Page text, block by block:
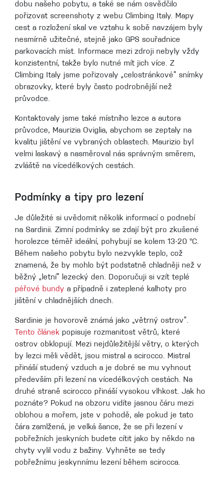
dobu našeho pobytu, a také se nám osvědčilo
pořizovat screenshoty z webu Climbing Italy. Mapy
cest a rozložení skal ve vztahu k sobě navzájem byly
nesmírně užitečné, stejně jako GPS souřadnice
parkovacích míst. Informace mezi zdroji nebyly vždy
konzistentní, takže bylo nutné mít jich více. Z
Climbing Italy jsme pořizovaly „celostránkové“ snímky
obrazovky, které byly často podrobnější než
průvodce.
Kontaktovaly jsme také místního lezce a autora
průvodce, Maurizia Oviglia, abychom se zeptaly na
kvalitu jištění ve vybraných oblastech. Maurizio byl
velmi laskavý a nasměroval nás správným směrem,
zvláště na vícedélkových cestách.
Podmínky a tipy pro lezení
Je důležité si uvědomit několik informací o podnebí
na Sardinii. Zimní podmínky se zdají být pro zkušené
horolezce téměř ideální, pohybují se kolem 13-20 °C.
Během našeho pobytu bylo nezvykle teplo, což
znamená, že by mohlo být podstatně chladněji než v
běžný „letní“ lezecký den. Doporučuji si vzít teplé
péřové bundy a případně i zateplené kalhoty pro
jištění v chladnějších dnech.
Sardinie je hovorově známá jako „větrný ostrov“.
Tento článek popisuje rozmanitost větrů, které
ostrov obklopují. Mezi nejdůležitější větry, o kterých
by lezci měli vědět, jsou mistral a scirocco. Mistral
přináší studený vzduch a je dobré se mu vyhnout
především při lezení na vícedélkových cestách. Na
druhé straně scirocco přináší vysokou vlhkost. Jak ho
poznáte? Pokud na obzoru vidíte jasnou čáru mezi
oblohou a mořem, jste v pohodě, ale pokud je tato
čára zamlžená, je velká šance, že se při lezení v
pobřežních jeskyních budete cítit jako by někdo na
chyty vylil vodu z bažiny. Vyhněte se tedy
pobřežnímu jeskynnímu lezení během scirocca.